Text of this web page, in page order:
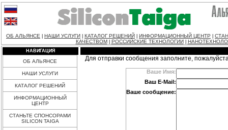
ОБ АЛЬЯНСЕ НАШИ УСЛУГИ КАТАЛОГ РЕШЕНИЙ ИНФОРМАЦИОННЫЙ ЦЕНТР
КАЧЕСТВОМ
РОССИЙСКИЕ ТЕХНОЛОГИИ
НАВИГАЦИЯ
ОБ АЛЬЯНСЕ
НАШИ УСЛУГИ
КАТАЛОГ РЕШЕНИЙ
ИНФОРМАЦИОННЫЙ
ЦЕНТР
СТАНЬТЕ СПОНСОРАМИ
SILICON TAIGA
Для отправки сообщения заполните,
Ваше Имя:
Ваш E-Mail:
Ваше сообщение: